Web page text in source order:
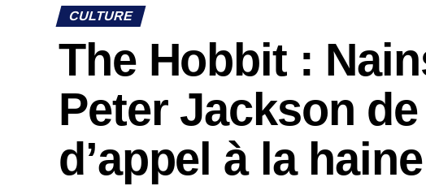
CULTURE
The Hobbit :
Peter Jackson
d’appel à la